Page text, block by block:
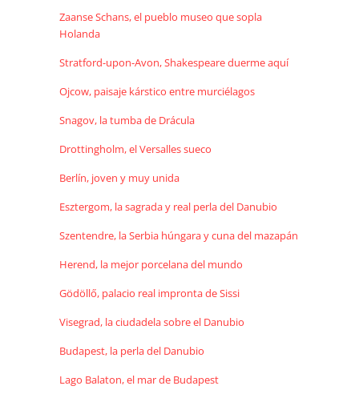
Zaanse Schans, el pueblo museo que sopla
Holanda
Stratford-upon-Avon, Shakespeare duerme aquí
Ojcow, paisaje kárstico entre murciélagos
Snagov, la tumba de Drácula
Drottingholm, el Versalles sueco
Berlín, joven y muy unida
Esztergom, la sagrada y real perla del Danubio
Szentendre, la Serbia húngara y cuna del mazapán
Herend, la mejor porcelana del mundo
Gödöllő, palacio real impronta de Sissi
Visegrad, la ciudadela sobre el Danubio
Budapest, la perla del Danubio
Lago Balaton, el mar de Budapest